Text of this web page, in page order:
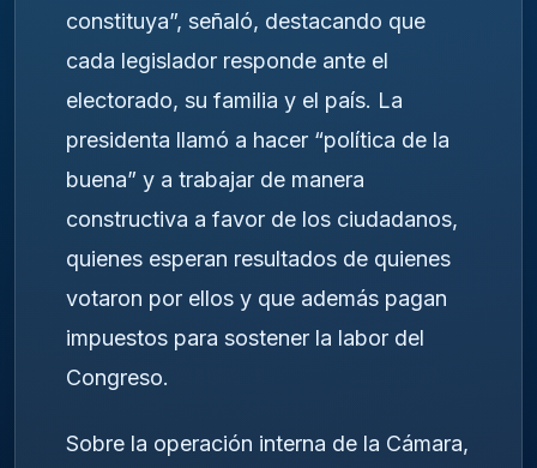
constituya”, señaló, destacando que
cada legislador responde ante el
electorado, su familia y el país. La
presidenta llamó a hacer “política de la
buena” y a trabajar de manera
constructiva a favor de los ciudadanos,
quienes esperan resultados de quienes
votaron por ellos y que además pagan
impuestos para sostener la labor del
Congreso.
Sobre la operación interna de la Cámara,